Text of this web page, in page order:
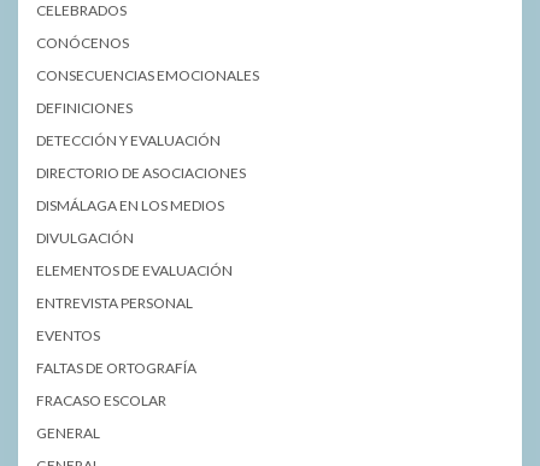
CELEBRADOS
CONÓCENOS
CONSECUENCIAS EMOCIONALES
DEFINICIONES
DETECCIÓN Y EVALUACIÓN
DIRECTORIO DE ASOCIACIONES
DISMÁLAGA EN LOS MEDIOS
DIVULGACIÓN
ELEMENTOS DE EVALUACIÓN
ENTREVISTA PERSONAL
EVENTOS
FALTAS DE ORTOGRAFÍA
FRACASO ESCOLAR
GENERAL